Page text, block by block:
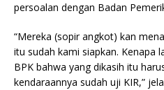
persoalan dengan Badan
“Mereka (sopir angkot) kan
itu sudah kami siapkan. Kenapa
BPK bahwa yang dikasih itu
kendaraannya sudah uji KIR,”